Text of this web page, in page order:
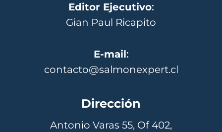
Editor Ejecutivo:
Gian Paul Ricapito
E-mail:
contacto@salmonexpert.cl
Dirección
Antonio Varas 55, Of 402,